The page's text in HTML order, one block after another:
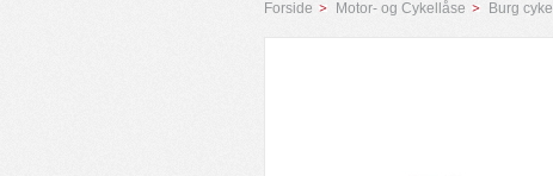
Forside Motor- og Cykellåse Burg